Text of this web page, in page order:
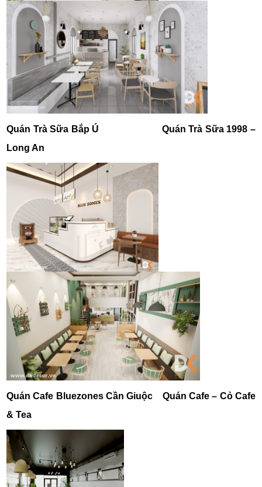
Quán Trà Sữa Bắp Ú
Quán Trà Sữa 1998 –
Long An
Quán Cafe Bluezones Cần Giuộc
Quán Cafe – Cỏ Cafe
& Tea